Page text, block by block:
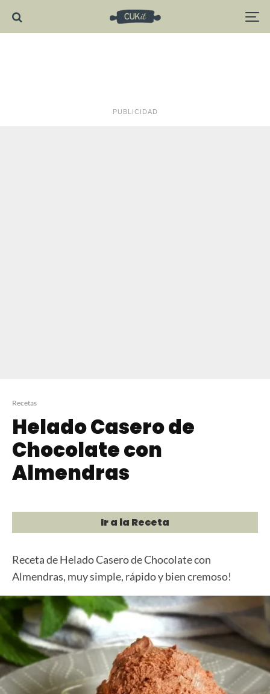
PUBLICIDAD
Recetas
Helado Casero de
Chocolate con
Almendras
Ir a la Receta
Receta de Helado Casero de Chocolate con
Almendras, muy simple, rápido y bien cremoso!